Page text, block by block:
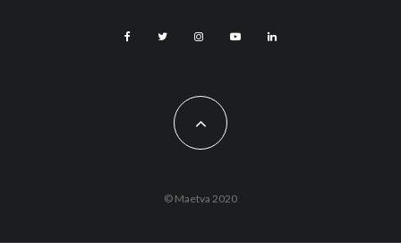
© Maetva 2020